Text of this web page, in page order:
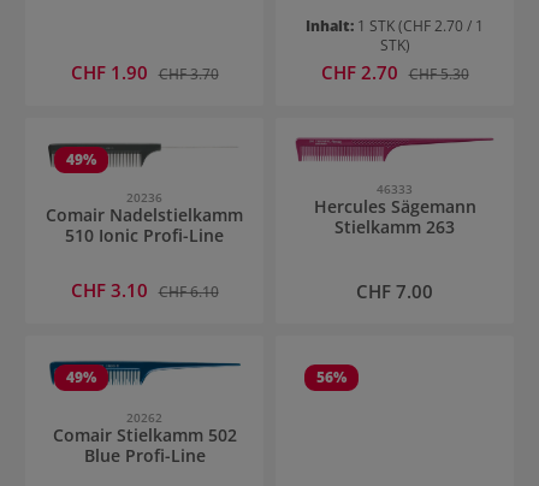
Verkaufspreis:
CHF 1.90 Regulärer Preis:
CHF 3.70
Inhalt: 1 STK(CHF 2.70 / 1
STK)
Verkaufspreis:
CHF 2.70 Regulärer Preis:
CHF 5.30
49%
20236
Comair Nadelstielkamm
510 Ionic Profi-Line
Verkaufspreis:
CHF 3.10 Regulärer Preis:
CHF 6.10
46333
Hercules Sägemann
Stielkamm 263
Regulärer Preis:
CHF 7.00
49%
20262
Comair Stielkamm 502
Blue Profi-Line
56%